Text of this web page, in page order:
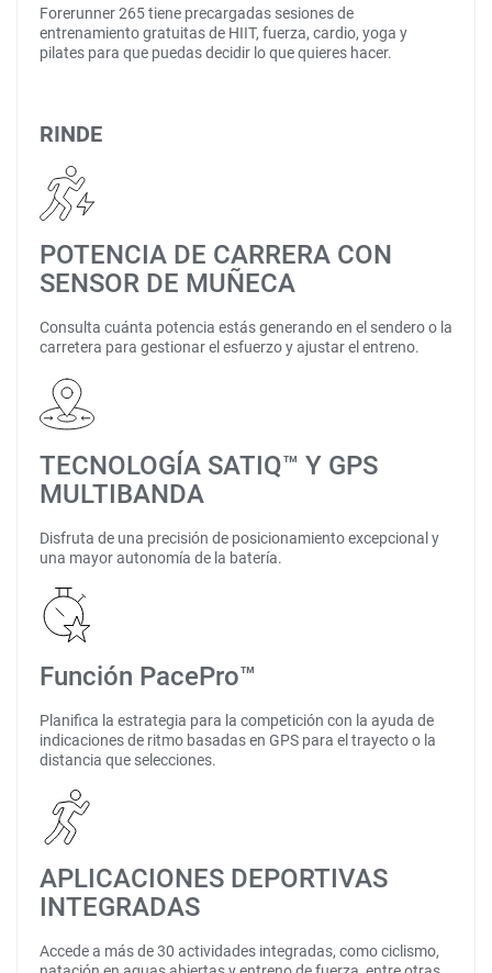
Forerunner 265 tiene precargadas sesiones de
entrenamiento gratuitas de HIIT, fuerza, cardio, yoga y
pilates para que puedas decidir lo que quieres hacer.
RINDE
POTENCIA DE CARRERA CON
SENSOR DE MUÑECA
Consulta cuánta potencia estás generando en el sendero o la
carretera para gestionar el esfuerzo y ajustar el entreno.
TECNOLOGÍA SATIQ™ Y GPS
MULTIBANDA
Disfruta de una precisión de posicionamiento excepcional y
una mayor autonomía de la batería.
Función PacePro™
Planifica la estrategia para la competición con la ayuda de
indicaciones de ritmo basadas en GPS para el trayecto o la
distancia que selecciones.
APLICACIONES DEPORTIVAS
INTEGRADAS
Accede a más de 30 actividades integradas, como ciclismo,